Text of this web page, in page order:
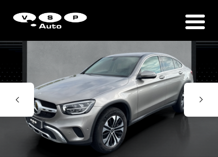
Zákaznická podpora
Vítejte u VSP Auto s.r.o.